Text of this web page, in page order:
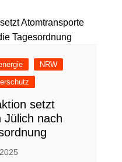
NRW
setzt
Jülich nach